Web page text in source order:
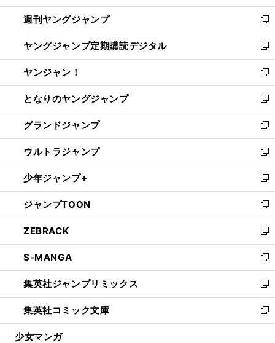
開
く
ウ
で
開
く
ン
ド
ウ
で
開
く
ウ
ィ
ン
ド
ウ
で
開
く
週刊ヤングジャンプ
新
し
い
ウ
ィ
ン
ド
ウ
で
開
く
ヤングジャンプ定期購読デジタル
新
し
い
ウ
ィ
ン
ド
ウ
で
開
く
ヤンジャン！
新
し
い
ウ
ィ
ン
ド
ウ
で
開
く
となりのヤングジャンプ
新
し
い
ウ
ィ
ン
ド
ウ
で
開
く
グランドジャンプ
新
し
い
ウ
ィ
ン
ド
ウ
で
開
く
ウルトラジャンプ
新
し
い
ウ
ィ
ン
ド
ウ
で
開
く
少年ジャンプ+
新
し
い
ウ
ィ
ン
ド
ウ
で
開
く
ジャンプTOON
新
し
い
ウ
ィ
ン
ド
ウ
で
開
ZEBRACK
新
し
い
ウ
ィ
ン
ド
ウ
S-MANGA
新
し
い
ウ
ィ
ン
集英社ジャンプリミックス
新
し
い
ウ
集英社コミック文庫
新
し
少女マンガ